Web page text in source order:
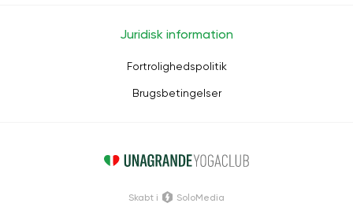
Juridisk information
Fortrolighedspolitik
Brugsbetingelser
Skabt i SoloMedia